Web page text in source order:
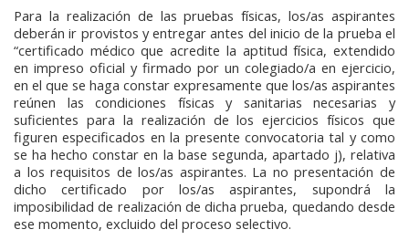
Para la realización de las pruebas físicas, los/as aspirantes
deberán ir provistos y entregar antes del inicio de la prueba el
“certificado médico que acredite la aptitud física, extendido
en impreso oficial y firmado por un colegiado/a en ejercicio,
en el que se haga constar expresamente que los/as aspirantes
reúnen las condiciones físicas y sanitarias necesarias y
suficientes para la realización de los ejercicios físicos que
figuren especificados en la presente convocatoria tal y como
se ha hecho constar en la base segunda, apartado j), relativa
a los requisitos de los/as aspirantes. La no presentación de
dicho certificado por los/as aspirantes, supondrá la
imposibilidad de realización de dicha prueba, quedando desde
ese momento, excluido del proceso selectivo.